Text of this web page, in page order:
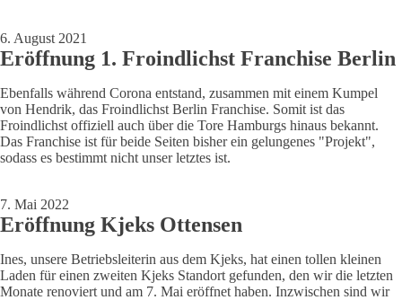
6. August 2021
Eröffnung 1. Froindlichst Franchise Berlin
Ebenfalls während Corona entstand, zusammen mit einem Kumpel
von Hendrik, das Froindlichst Berlin Franchise. Somit ist das
Froindlichst offiziell auch über die Tore Hamburgs hinaus bekannt.
Das Franchise ist für beide Seiten bisher ein gelungenes "Projekt",
sodass es bestimmt nicht unser letztes ist.
7. Mai 2022
Eröffnung Kjeks Ottensen
Ines, unsere Betriebsleiterin aus dem Kjeks, hat einen tollen kleinen
Laden für einen zweiten Kjeks Standort gefunden, den wir die letzten
Monate renoviert und am 7. Mai eröffnet haben. Inzwischen sind wir